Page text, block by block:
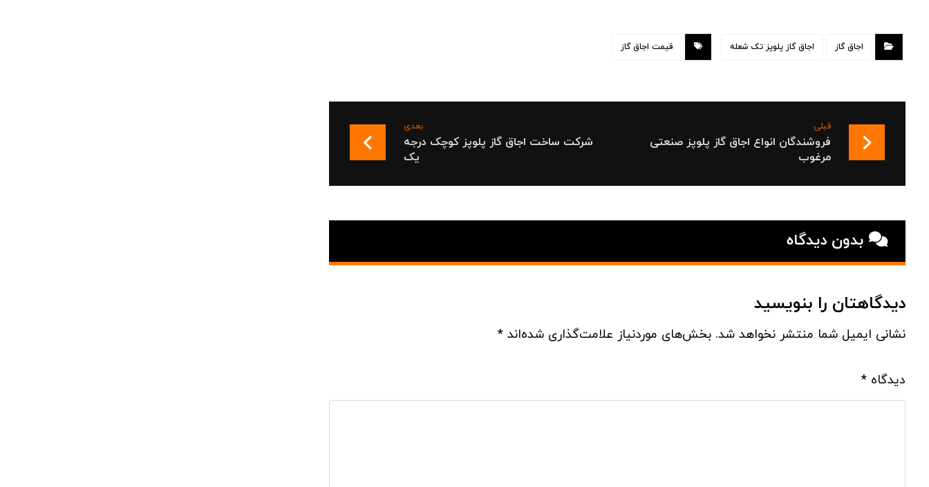
اجاق گاز اجاق گاز پلوپز تک شعله قیمت اجاق گاز
قبلی
فروشندگان انواع اجاق گاز پلوپز صنعتی
مرغوب
بعدی
شرکت ساخت اجاق گاز پلوپز کوچک درجه
یک
بدون دیدگاه
دیدگاهتان را بنویسید
نشانی ایمیل شما منتشر نخواهد شد. بخش‌های موردنیاز علامت‌گذاری شده‌اند *
دیدگاه *